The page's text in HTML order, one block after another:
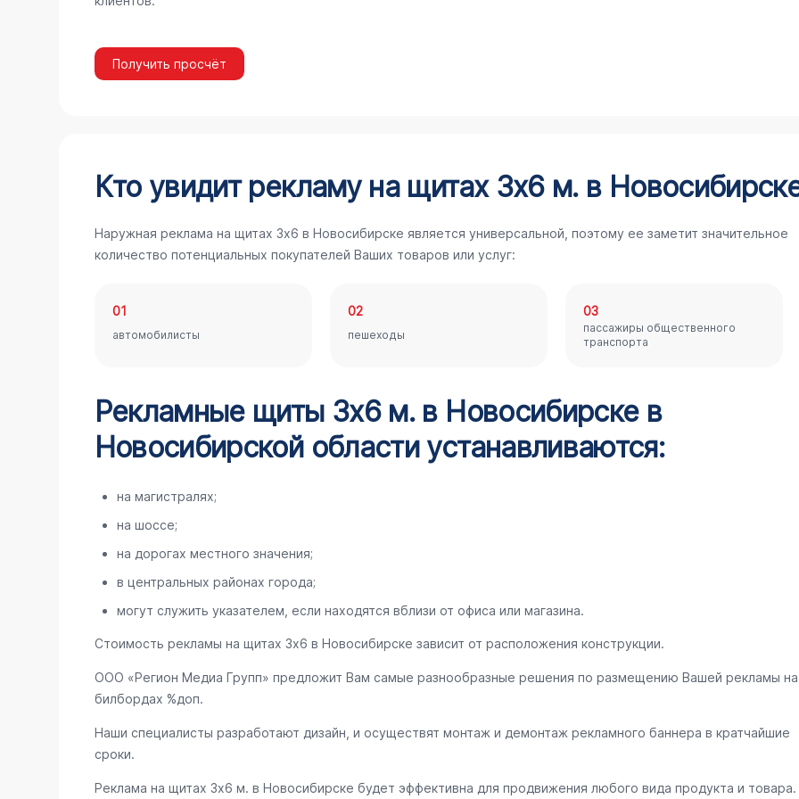
Получить просчёт
Кто увидит рекламу на щитах 3х6 м. в
Наружная реклама на щитах 3х6 в Новосибирске является универсальной, поэтому ее заметит значительное
количество потенциальных покупателей Ваших товаров или услуг:
01
автомобилисты
02
пешеходы
03
пассажиры общественного
транспорта
Рекламные щиты 3х6 м. в Новосибирске в
Новосибирской области устанавливаются:
на магистралях;
на шоссе;
на дорогах местного значения;
в центральных районах города;
могут служить указателем, если находятся вблизи от офиса или магазина.
Стоимость рекламы на щитах 3х6 в Новосибирске зависит от расположения конструкции.
ООО «Регион Медиа Групп» предложит Вам самые разнообразные решения по размещению Вашей рекламы на
билбордах %доп.
Наши специалисты разработают дизайн, и осуществят монтаж и демонтаж рекламного баннера в кратчайшие
сроки.
Реклама на щитах 3х6 м. в Новосибирске будет эффективна для продвижения любого вида продукта и товара.